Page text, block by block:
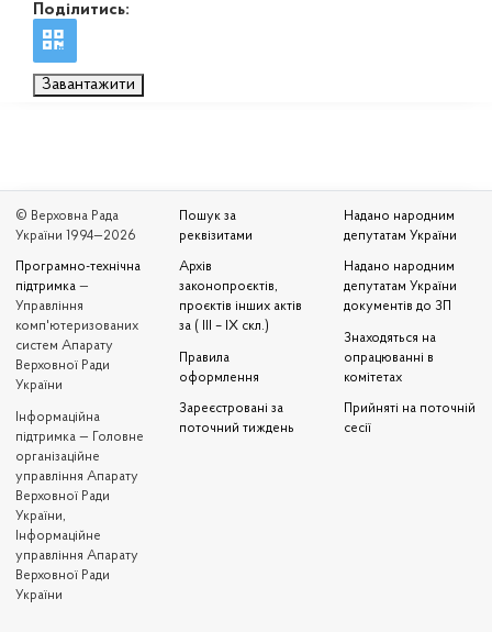
Поділитись:
Завантажити
© Верховна Рада
України 1994—2026
Програмно-технічна
підтримка —
Управління
комп'ютеризованих
систем Апарату
Верховної Ради
України
Iнформаційна
підтримка — Головне
організаційне
управління Апарату
Верховної Ради
України,
Інформаційне
управління Апарату
Верховної Ради
України
Пошук за
реквізитами
Архів
законопроєктів,
проєктів інших актів
за ( III – IX скл.)
Правила
оформлення
Зареєстровані за
поточний тиждень
Надано народним
депутатам України
Надано народним
депутатам України
документів до ЗП
Знаходяться на
опрацюванні в
комітетах
Прийняті на поточній
сесії